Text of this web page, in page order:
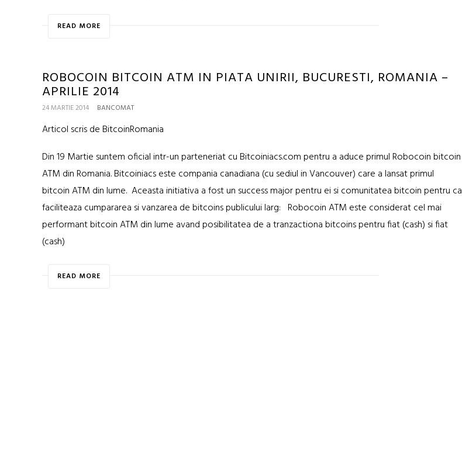
READ MORE
ROBOCOIN BITCOIN ATM IN PIATA UNIRII, BUCURESTI, ROMANIA –
APRILIE 2014
24 MARTIE 2014 BANCOMAT
Articol scris de BitcoinRomania
Din 19 Martie suntem oficial intr-un parteneriat cu Bitcoiniacs.com pentru a aduce primul Robocoin bitcoin
ATM din Romania. Bitcoiniacs este compania canadiana (cu sediul in Vancouver) care a lansat primul
bitcoin ATM din lume. Aceasta initiativa a fost un success major pentru ei si comunitatea bitcoin pentru ca
faciliteaza cumpararea si vanzarea de bitcoins publicului larg: Robocoin ATM este considerat cel mai
performant bitcoin ATM din lume avand posibilitatea de a tranzactiona bitcoins pentru fiat (cash) si fiat
(cash)
READ MORE